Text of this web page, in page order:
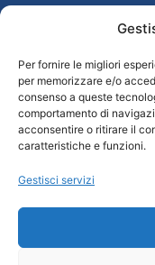
Per fornire le migliori
per memorizzare e/o
consenso a queste
comportamento di
acconsentire o ritirare il
caratteristiche e funzioni.
Gestisci servizi
Catalogo completo
Ottocento
Età giolittiana
Grande Guerra e
Fascismo
Secondo dopoguerra /